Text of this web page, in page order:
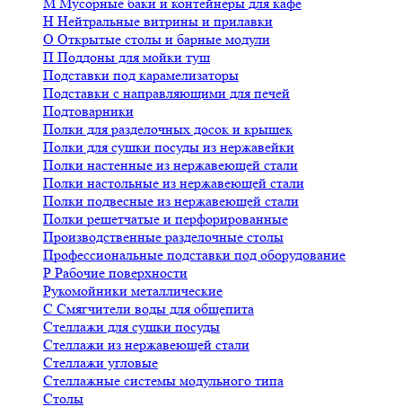
Н Нейтральные витрины и прилавки
О Открытые столы и барные модули
П Поддоны для мойки туш
Подставки под карамелизаторы
Подставки с направляющими для печей
Подтоварники
Полки для разделочных досок и крышек
Полки для сушки посуды из нержавейки
Полки настенные из нержавеющей стали
Полки настольные из нержавеющей стали
Полки подвесные из нержавеющей стали
Полки решетчатые и перфорированные
Производственные разделочные столы
Профессиональные подставки под оборудование
Р Рабочие поверхности
Рукомойники металлические
С Смягчители воды для общепита
Стеллажи для сушки посуды
Стеллажи из нержавеющей стали
Стеллажи угловые
Стеллажные системы модульного типа
Столы